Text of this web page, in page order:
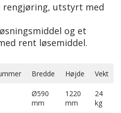
rengjøring, utstyrt med
og et
rent løsemiddel.
Bredde Højde Vekt
Ø590
mm
1220
mm
24
kg